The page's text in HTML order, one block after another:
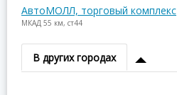
АвтоМОЛЛ, торговый комплекс
МКАД 55 км, ст44
В других городах